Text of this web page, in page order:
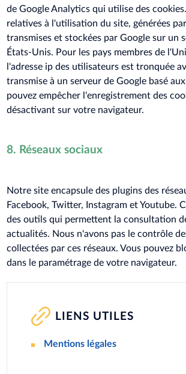
de Google Analytics qui utilise des
relatives à l'utilisation du site, générées
transmises et stockées par Google sur un
États-Unis. Pour les pays membres de
l'adresse ip des utilisateurs est tronquée
transmise à un serveur de Google basé
pouvez empêcher l'enregistrement des
désactivant sur votre navigateur.
8. Réseaux sociaux
Notre site encapsule des plugins des
Facebook, Twitter, Instagram et Youtube.
des outils qui permettent la consultation
actualités. Nous n'avons pas le contrôle
collectées par ces réseaux. Vous pouvez
dans le paramétrage de votre navigateur.
LIENS UTILES
Mentions légales